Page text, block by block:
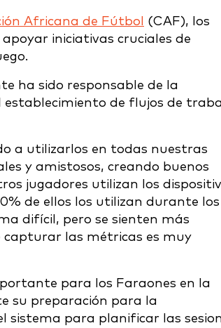
Africana de Fútbol
(CAF), los
iniciativas cruciales de
ha sido responsable de la
de flujos de
a utilizarlos en todas nuestras
y amistosos, creando buenos
jugadores utilizan los
de ellos los utilizan durante los
difícil, pero se sienten más
capturar las métricas es muy
para los Faraones en la
su preparación para la
sistema para planificar las